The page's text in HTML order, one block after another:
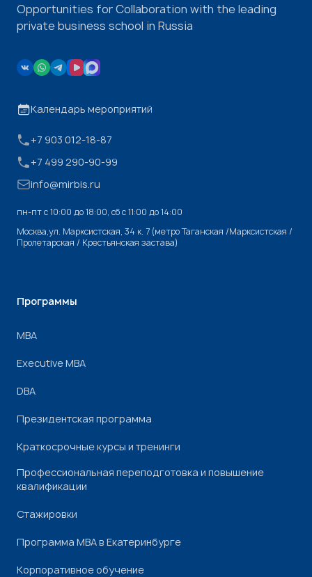
Opportunities for Collaboration with the leading
private business school in Russia
Календарь мероприятий
+7 903 012-18-87
+7 499 290-90-99
info@mirbis.ru
пн-пт с 10:00 до 18:00, cб с 11:00 до 14:00
Москва,ул. Марксистская, 34 к. 7 (метро Таганская /Марксистская /
Пролетарская / Крестьянская застава)
Программы
МВА
Executive MBA
DBA
Президентская программа
Краткосрочные курсы и тренинги
Профессиональная переподготовка и повышение
квалификации
Стажировки
Программа МВА в Екатеринбурге
Корпоративное обучение